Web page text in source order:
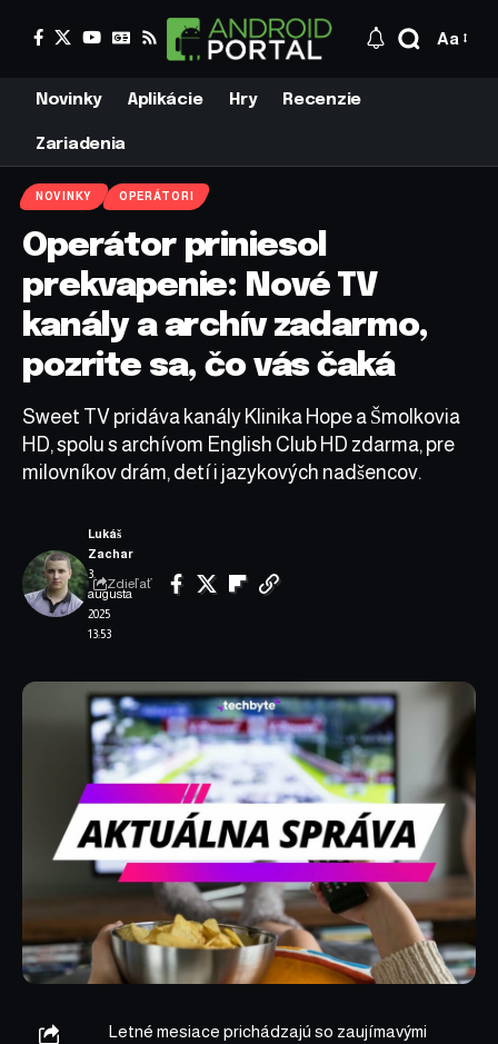
Aa
Novinky Aplikácie Hry Recenzie
Zariadenia
NOVINKY OPERÁTORI
Operátor priniesol
prekvapenie: Nové TV
kanály a archív zadarmo,
pozrite sa, čo vás čaká
Sweet TV pridáva kanály Klinika Hope a Šmolkovia
HD, spolu s archívom English Club HD zdarma, pre
milovníkov drám, detí i jazykových nadšencov.
3.
augusta
2025
13:53
Lukáš
Zachar
Zdieľať
Letné mesiace prichádzajú so zaujímavými